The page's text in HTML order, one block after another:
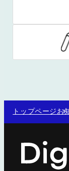
トップページお